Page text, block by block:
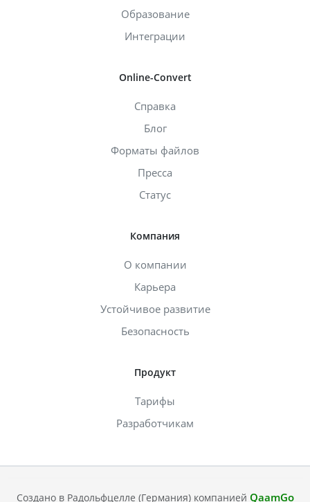
Образование
Интеграции
Online-Convert
Справка
Блог
Форматы файлов
Пресса
Статус
Компания
О компании
Карьера
Устойчивое развитие
Безопасность
Продукт
Тарифы
Разработчикам
Создано в Радольфцелле (Германия) компанией QaamGo